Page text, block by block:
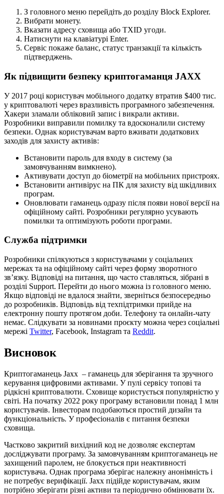
З головного меню перейдіть до розділу Block Explorer.
Вибрати монету.
Вказати адресу сховища або TXID угоди.
Натиснути на клавіатурі Enter.
Сервіс покаже баланс, статус транзакції та кількість
підтверджень.
Як підвищити безпеку криптогаманця JAXX
У 2017 році користувач мобільного додатку втратив $400 тис.
у криптовалюті через вразливість програмного забезпечення.
Хакери зламали обліковий запис і викрали активи.
Розробники виправили помилку та вдосконалили систему
безпеки. Однак користувачам варто вживати додаткових
заходів для захисту активів:
Встановити пароль для входу в систему (за
замовчуванням вимкнено).
Активувати доступ до біометрії на мобільних пристроях.
Встановити антивірус на ПК для захисту від шкідливих
програм.
Оновлювати гаманець одразу після появи нової версії на
офіційному сайті. Розробники регулярно усувають
помилки та оптимізують роботи програми.
Служба підтримки
Розробники спілкуються з користувачами у соціальних
мережах та на офіційному сайті через форму зворотного
зв’язку. Відповіді на питання, що часто ставляться, зібрані в
розділі Support. Перейти до нього можна із головного меню.
Якщо відповіді не вдалося знайти, зверніться безпосередньо
до розробників. Відповідь від техпідтримки прийде на
електронну пошту протягом доби. Телефону та онлайн-чату
немає. Слідкувати за новинами проєкту можна через соціальні
мережі Twitter, Facebook, Instagram та Reddit.
Висновок
Криптогаманець Jaxx – гаманець для зберігання та зручного
керування цифровими активами. У пулі сервісу топові та
рідкісні криптовалюти. Сховище користується популярністю у
світі. На початку 2022 року програму встановили понад 1 млн
користувачів. Інвесторам подобаються простий дизайн та
функціональність. У професіоналів є питання безпеки
сховища.
Частково закритий вихідний код не дозволяє експертам
досліджувати програму. За замовчуванням криптогаманець не
захищений паролем, не блокується при неактивності
користувача. Однак програма зберігає належну анонімність і
не потребує верифікації. Jaxx підійде користувачам, яким
потрібно зберігати різні активи та періодично обмінювати їх.